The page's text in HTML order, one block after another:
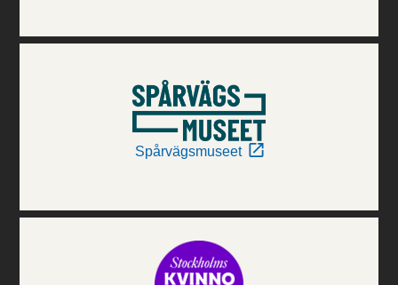
Spårvägsmuseet